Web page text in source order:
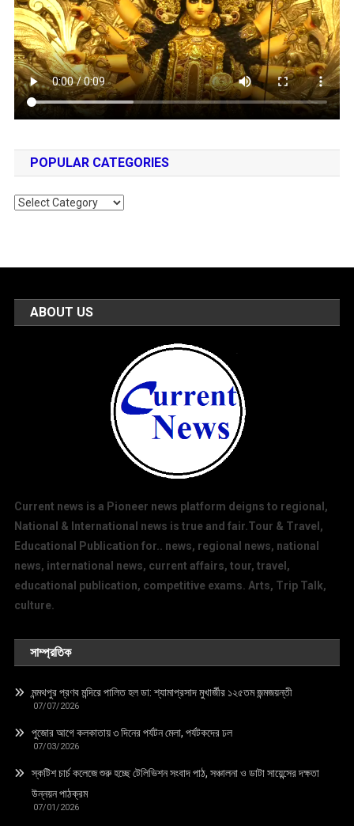
POPULAR CATEGORIES
Popular
ABOUT US
Current news is a Pioneer news platform deigns to regional,
National & International news is true and fair.Tour & Travel,
Educational Publication for.. news, regional news, national
news, international news, current affairs, tour, travel,
educational publication, competitive exams. Arts, Trip Talk,
culture.
সাম্প্রতিক
মন্মথপুর প্রণব মন্দিরে পালিত হল ডা: শ্যামাপ্রসাদ মুখার্জীর ১২৫তম জন্মজয়ন্তী
07/07/2026
পুজোর আগে কলকাতায় ৩ দিনের পর্যটন মেলা, পর্যটকদের ঢল
07/03/2026
স্কটিশ চার্চ কলেজে শুরু হচ্ছে টেলিভিশন সংবাদ পাঠ, সঞ্চালনা ও ডাটা সায়েন্সের দক্ষতা
উন্নয়ন পাঠক্রম
07/01/2026